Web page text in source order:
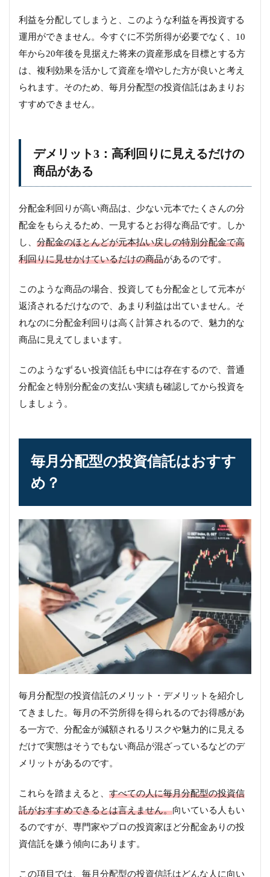
利益を分配してしまうと、このような利益を再投資する
運用ができません。今すぐに不労所得が必要でなく、10
年から20年後を見据えた将来の資産形成を目標とする方
は、複利効果を活かして資産を増やした方が良いと考え
られます。そのため、毎月分配型の投資信託はあまりお
すすめできません。
デメリット3：高利回りに見えるだけの
商品がある
分配金利回りが高い商品は、少ない元本でたくさんの分
配金をもらえるため、一見するとお得な商品です。しか
し、 分配金のほとんどが元本払い戻しの特別分配金で高
利回りに見せかけているだけの商品があるのです。
このような商品の場合、投資しても分配金として元本が
返済されるだけなので、あまり利益は出ていません。そ
れなのに分配金利回りは高く計算されるので、魅力的な
商品に見えてしまいます。
このようなずるい投資信託も中には存在するので、普通
分配金と特別分配金の支払い実績も確認してから投資を
しましょう。
毎月分配型の投資信託はおすす
め？
毎月分配型の投資信託のメリット・デメリットを紹介し
てきました。毎月の不労所得を得られるのでお得感があ
る一方で、分配金が減額されるリスクや魅力的に見える
だけで実態はそうでもない商品が混ざっているなどのデ
メリットがあるのです。
これらを踏まえると、 すべての人に毎月分配型の投資信
託がおすすめできるとは言えません。向いている人もい
るのですが、専門家やプロの投資家ほど分配金ありの投
資信託を嫌う傾向にあります。
この項目では、毎月分配型の投資信託はどんな人に向い